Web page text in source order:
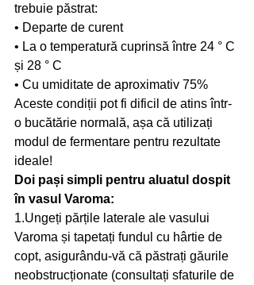
trebuie păstrat:
• Departe de curent
• La o temperatură cuprinsă între 24 ° C
și 28 ° C
• Cu umiditate de aproximativ 75%
Aceste condiții pot fi dificil de atins într-
o bucătărie normală, așa că utilizați
modul de fermentare pentru rezultate
ideale!
Doi pași simpli pentru aluatul dospit
în vasul Varoma:
1.Ungeți părțile laterale ale vasului
Varoma și tapetați fundul cu hârtie de
copt, asigurându-vă că păstrați găurile
neobstrucționate (consultați sfaturile de